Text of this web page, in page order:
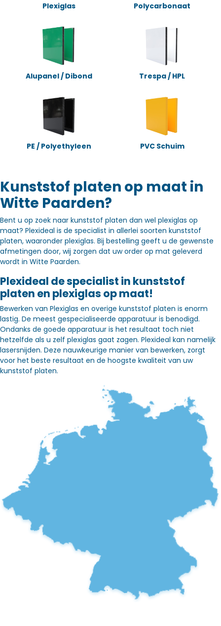
Plexiglas Polycarbonaat
Alupanel / Dibond Trespa / HPL
PE / Polyethyleen PVC Schuim
Kunststof platen op maat in
Witte Paarden?
Bent u op zoek naar kunststof platen dan wel plexiglas op
maat? Plexideal is de specialist in allerlei soorten kunststof
platen, waaronder plexiglas. Bij bestelling geeft u de gewenste
afmetingen door, wij zorgen dat uw order op mat geleverd
wordt in Witte Paarden.
Plexideal de specialist in kunststof
platen en plexiglas op maat!
Bewerken van Plexiglas en overige kunststof platen is enorm
lastig. De meest gespecialiseerde apparatuur is benodigd.
Ondanks de goede apparatuur is het resultaat toch niet
hetzelfde als u zelf plexiglas gaat zagen. Plexideal kan namelijk
lasersnijden. Deze nauwkeurige manier van bewerken, zorgt
voor het beste resultaat en de hoogste kwaliteit van uw
kunststof platen.